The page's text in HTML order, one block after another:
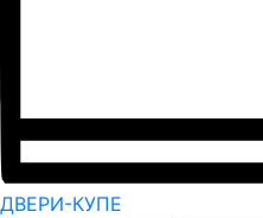
ДВЕРИ-КУПЕ